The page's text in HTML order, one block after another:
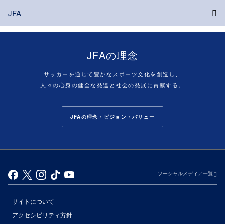
JFA
JFAの理念
サッカーを通じて豊かなスポーツ文化を創造し、
人々の心身の健全な発達と社会の発展に貢献する。
JFAの理念・ビジョン・バリュー
ソーシャルメディア一覧
サイトについて
アクセシビリティ方針